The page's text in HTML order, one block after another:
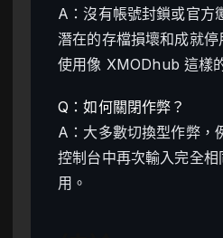
A：沒有帳號封鎖或官方
潛在的存檔損壞和成就
使用像 XMODhub 這樣
Q：如何關閉作弊？
A：大多數切換型作弊，
控制台中再次輸入完全
用。